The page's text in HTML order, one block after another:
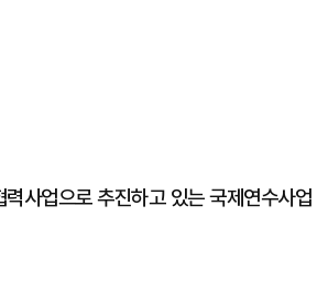
사업으로 추진하고 있는 국제연수사업